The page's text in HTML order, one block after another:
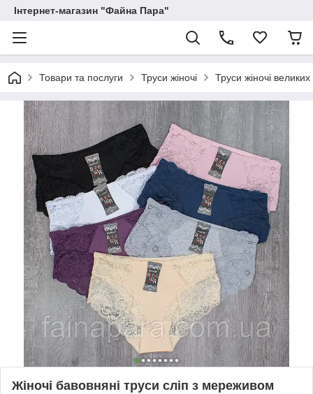
Інтернет-магазин "Файна Пара"
Товари та послуги Труси жіночі Труси жіночі
Жіночі бавовняні труси сліп з мереживом